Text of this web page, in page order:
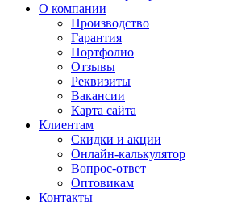
О компании
Производство
Гарантия
Портфолио
Отзывы
Реквизиты
Вакансии
Карта сайта
Клиентам
Скидки и акции
Онлайн-калькулятор
Вопрос-ответ
Оптовикам
Контакты